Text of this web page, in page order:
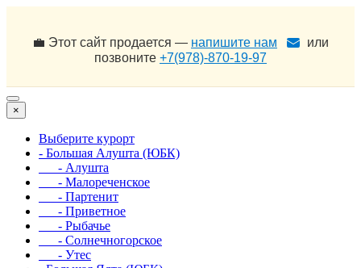
💼 Этот сайт продается — напишите нам
или
позвоните +7(978)-870-19-97
×
Выберите курорт
- Большая Алушта (ЮБК)
- Алушта
- Малореченское
- Партенит
- Приветное
- Рыбачье
- Солнечногорское
- Утес